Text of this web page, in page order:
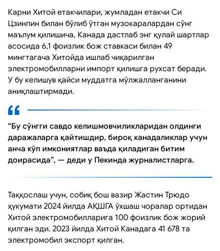
Карни Хитой етакчилари, жумладан етакчи Си
Цзинпин билан бўлиб ўтган музокаралардан сўнг
маълум қилишича, Канада дастлаб энг қулай шартлар
асосида 6,1 фоизлик бож ставкаси билан 49
мингтагача Хитойда ишлаб чиқарилган
электромобилларни импорт қилишга рухсат беради.
У бу келишув қайси муддатга мўлжалланганини
аниқлаштирмади.
“Бу сўнгги савдо келишмовчиликларидан олдинги
даражаларга қайтишдир, бироқ канадаликлар учун
анча кўп имкониятлар ваъда қиладиган битим
доирасида”, — деди у Пекинда журналистларга.
Таққослаш учун, собиқ бош вазир Жастин Трюдо
ҳукумати 2024 йилда АҚШГА ўхшаш чоралар ортидан
Хитой электромобилларига 100 фоизлик бож жорий
қилган эди. 2023 йилда Хитой Канадага 41 678 та
электромобил экспорт қилган.